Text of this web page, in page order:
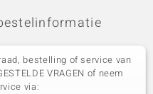
bestelling of service van
VRAGEN of neem
via: